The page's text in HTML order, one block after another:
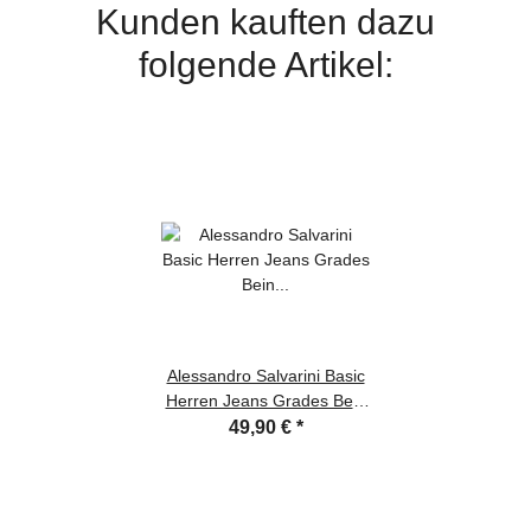
Kunden kauften dazu
folgende Artikel:
Alessandro Salvarini Basic
Herren Jeans Grades Bein
Hellblau Comfort Fit W32
49,90 € *